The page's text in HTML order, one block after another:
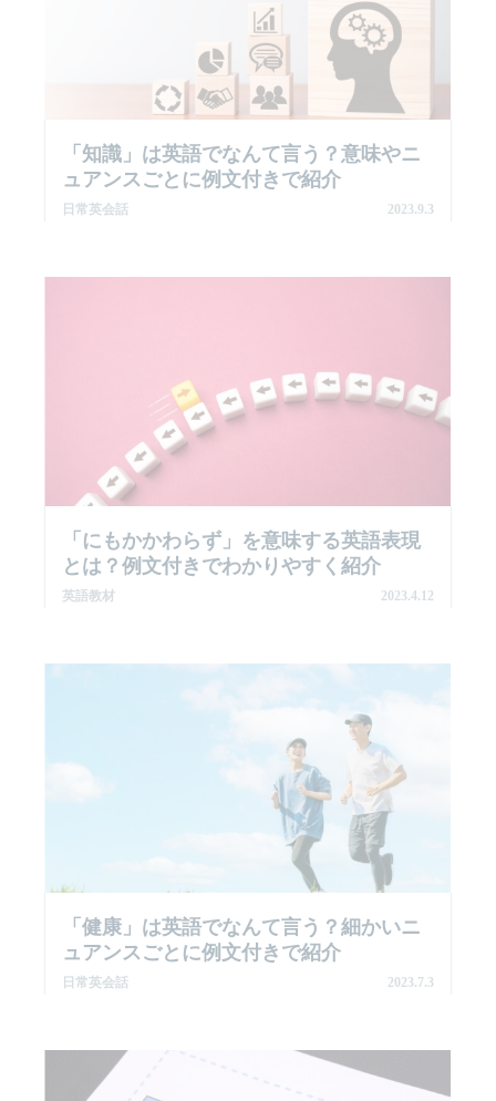
「知識」は英語でなんて言う？意味やニ
ュアンスごとに例文付きで紹介
日常英会話 2023.9.3
「にもかかわらず」を意味する英語表現
とは？例文付きでわかりやすく紹介
英語教材 2023.4.12
「健康」は英語でなんて言う？細かいニ
ュアンスごとに例文付きで紹介
日常英会話 2023.7.3